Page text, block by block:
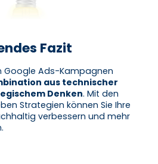
Fazit
Google Ads-Kampagnen
aus technischer
Denken. Mit den
Strategien können Sie Ihre
verbessern und mehr